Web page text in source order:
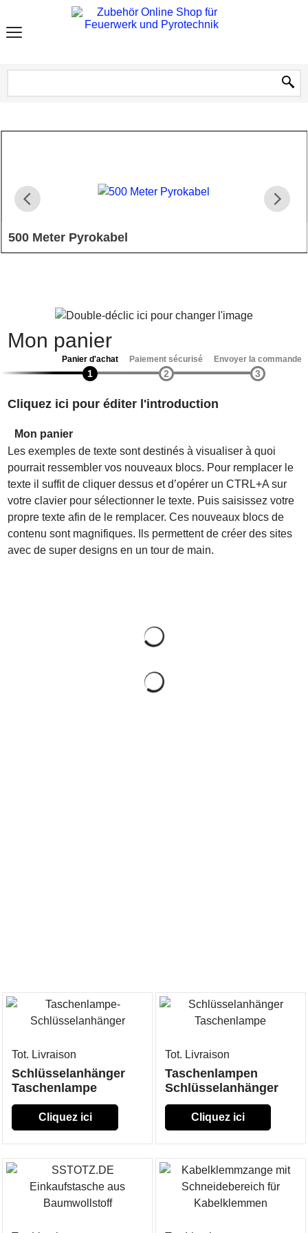
500 Meter Pyrokabel
Mon panier
Panier d'achat Paiement sécurisé Envoyer la commande
Cliquez ici pour éditer l'introduction
Mon panier
Les exemples de texte sont destinés à visualiser à quoi
pourrait ressembler vos nouveaux blocs. Pour remplacer le
texte il suffit de cliquer dessus et d’opérer un CTRL+A sur
votre clavier pour sélectionner le texte. Puis saisissez votre
propre texte afin de le remplacer. Ces nouveaux blocs de
contenu sont magnifiques. Ils permettent de créer des sites
avec de super designs en un tour de main.
Tot. Livraison
Schlüsselanhänger
Taschenlampe
Cliquez ici
Tot. Livraison
Taschenlampen
Schlüsselanhänger
Cliquez ici